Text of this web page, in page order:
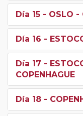
Día 15 - OSLO -
Día 16 -
Día 17 -
COPENHAGUE
Día 18 -